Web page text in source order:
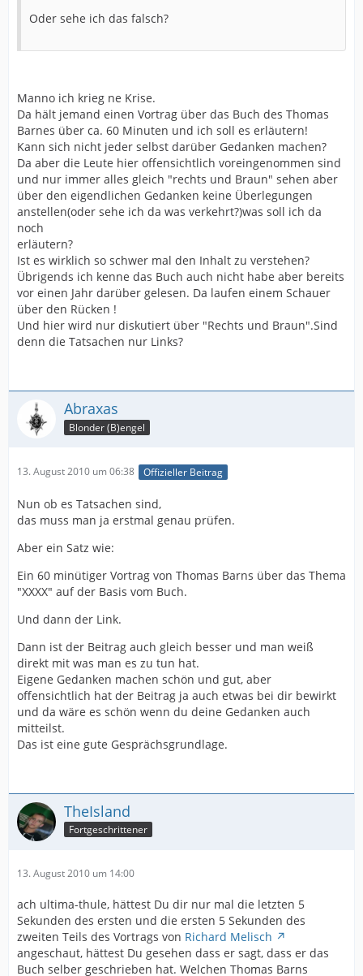
Oder sehe ich das falsch?
Manno ich krieg ne Krise.
Da hält jemand einen Vortrag über das Buch des Thomas
Barnes über ca. 60 Minuten und ich soll es erläutern!
Kann sich nicht jeder selbst darüber Gedanken machen?
Da aber die Leute hier offensichtlich voreingenommen sind
und nur immer alles gleich "rechts und Braun" sehen aber
über den eigendlichen Gedanken keine Überlegungen
anstellen(oder sehe ich da was verkehrt?)was soll ich da
noch
erläutern?
Ist es wirklich so schwer mal den Inhalt zu verstehen?
Übrigends ich kenne das Buch auch nicht habe aber bereits
vor einen Jahr darüber gelesen. Da laufen einem Schauer
über den Rücken !
Und hier wird nur diskutiert über "Rechts und Braun".Sind
denn die Tatsachen nur Links?
Abraxas
Blonder (B)engel
13. August 2010 um 06:38 Offizieller Beitrag
Nun ob es Tatsachen sind,
das muss man ja erstmal genau prüfen.
Aber ein Satz wie:
Ein 60 minütiger Vortrag von Thomas Barns über das Thema
"XXXX" auf der Basis vom Buch.
Und dann der Link.
Dann ist der Beitrag auch gleich besser und man weiß
direkt mit was man es zu tun hat.
Eigene Gedanken machen schön und gut, aber
offensichtlich hat der Beitrag ja auch etwas bei dir bewirkt
und da wäre es schön wenn du deine Gedanken auch
mitteilst.
Das ist eine gute Gesprächsgrundlage.
TheIsland
Fortgeschrittener
13. August 2010 um 14:00
ach ultima-thule, hättest Du dir nur mal die letzten 5
Sekunden des ersten und die ersten 5 Sekunden des
zweiten Teils des Vortrags von Richard Melisch
angeschaut, hättest Du gesehen dass er sagt, dass er das
Buch selber geschrieben hat. Welchen Thomas Barns